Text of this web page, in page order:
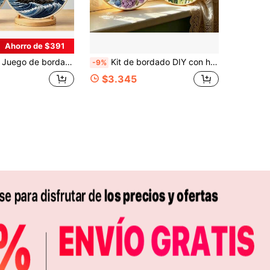
Ahorro de $391
bordado hecho a mano para principiantes, Decoración de pared colgante con escenario nocturno fresco -9% Kit de bordado DIY con hortensias, margaritas y mariposas, incluye aro de bordado, manualidad amigable para principiantes, decoración del hogar
$3.345
APP